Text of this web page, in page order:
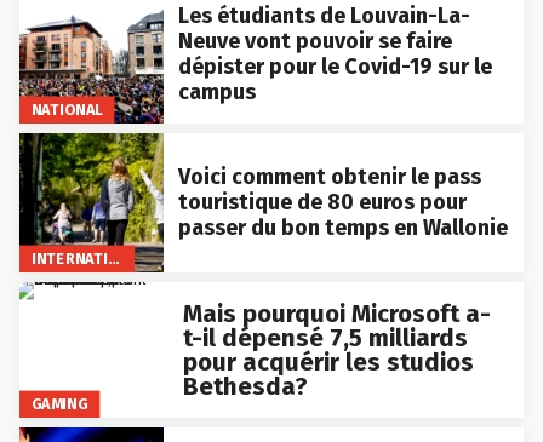
NATIONAL
Les étudiants de Louvain-La-
Neuve vont pouvoir se faire
dépister pour le Covid-19 sur le
campus
INTERNATIONAL
Voici comment obtenir le pass
touristique de 80 euros pour
passer du bon temps en Wallonie
GAMING
Mais pourquoi Microsoft a-
t-il dépensé 7,5 milliards
pour acquérir les studios
Bethesda?